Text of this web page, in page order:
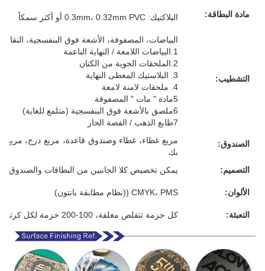
مادة البطاقة: البلاكتيك: 0.3mm، 0.32mm PVC أو أكثر سمكاً
التشطيب:
البياضات، المصفوفة، الأشعة فوق البنفسجية،
1.البياضات اللامعة / النهاية الناعمة
2.الملحقات الجوية من الكتان
3. البلاستيك المغطى النهاية
4. ملحقات لامنة لامعة
5مادة " مات " المصفوفة
6ملصق بالأشعة فوق البنفسجية (متلمع للغاية)
7طابع الذهب / الفضة الحار
الصندوق:
مربع غطاء، غطاء وصندوق قاعدة، مربع درج،
بك
التصميم:
يمكن تخصيص كلا الجانبين من البطاقات والصندوق
الألوان: CMYK، PMS ((نظام مطابقة بانتون)
التعبئة: كل حزمة تتقلص مغلفة، 100-200 حزمة لكل كرتون